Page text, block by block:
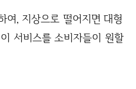
여, 지상으로 떨어지면 대형
서비스를 소비자들이 원할